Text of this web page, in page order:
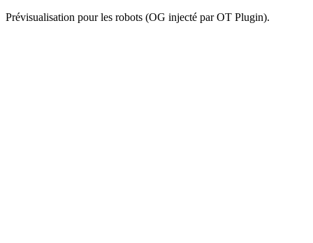
Prévisualisation pour les robots (OG injecté par OT Plugin).